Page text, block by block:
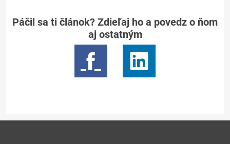
Páčil sa ti článok? Zdieľaj ho a povedz o ňom
aj ostatným